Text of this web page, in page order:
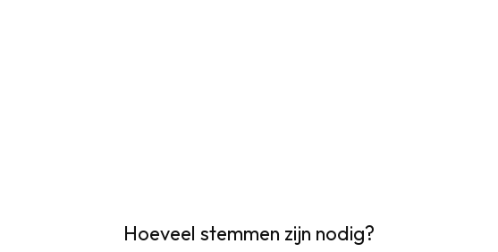
Hoeveel stemmen zijn nodig?